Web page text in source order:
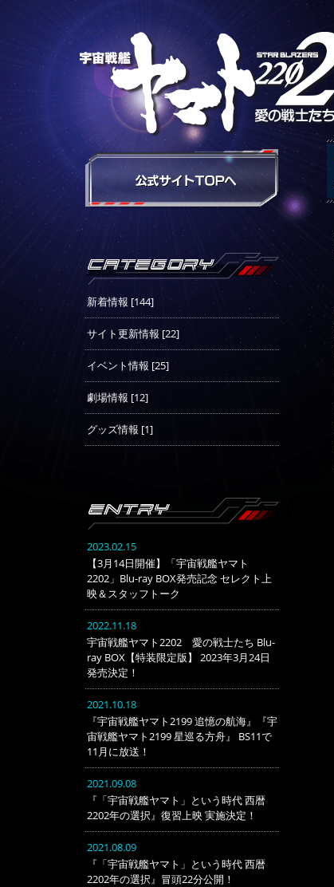
新着情報 [144]
サイト更新情報 [22]
イベント情報 [25]
劇場情報 [12]
グッズ情報 [1]
2023.02.15
【3月14日開催】「宇宙戦艦ヤマト
2202」Blu-ray BOX発売記念 セレクト上
映＆スタッフトーク
2022.11.18
宇宙戦艦ヤマト2202 愛の戦士たち Blu-
ray BOX【特装限定版】 2023年3月24日
発売決定！
2021.10.18
『宇宙戦艦ヤマト2199 追憶の航海』『宇
宙戦艦ヤマト2199 星巡る方舟』 BS11で
11月に放送！
2021.09.08
『「宇宙戦艦ヤマト」という時代 西暦
2202年の選択』復習上映 実施決定！
2021.08.09
『「宇宙戦艦ヤマト」という時代 西暦
2202年の選択』冒頭22分公開！